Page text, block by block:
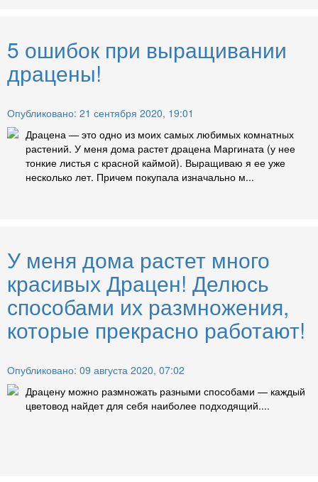
5 ошибок при выращивании
драцены!
Опубликовано: 21 сентября 2020, 19:01
Драцена — это одно из моих самых любимых комнатных
растений. У меня дома растет драцена Маргината (у нее
тонкие листья с красной каймой). Выращиваю я ее уже
несколько лет. Причем покупала изначально м...
У меня дома растет много
красивых Драцен! Делюсь
способами их размножения,
которые прекрасно работают!
Опубликовано: 09 августа 2020, 07:02
Драцену можно размножать разными способами — каждый
цветовод найдет для себя наиболее подходящий....